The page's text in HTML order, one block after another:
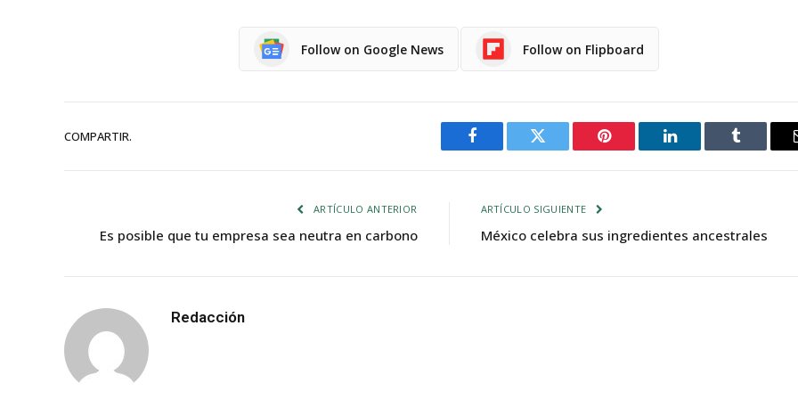
Follow on Google News Follow on Flipboard
COMPARTIR.
Facebook Twitter Pinterest LinkedIn Tumblr
ARTÍCULO ANTERIOR
Es posible que tu empresa sea neutra en carbono
ARTÍCULO SIGUIENTE
México celebra sus ingredientes ancestrales
Redacción